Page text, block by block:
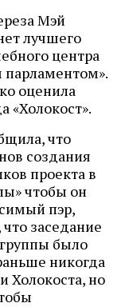
​​Мэй
лучшего
центра
оценила
«Холокост».
что
создания
проекта в
чтобы он
пэр,
заседание
было
никогда
Холокоста, но